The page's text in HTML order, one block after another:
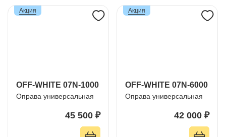
OFF-WHITE 07N-1000
Оправа универсальная
45 500 ₽
Акция
OFF-WHITE 07N-6000
Оправа универсальная
42 000 ₽
Акция